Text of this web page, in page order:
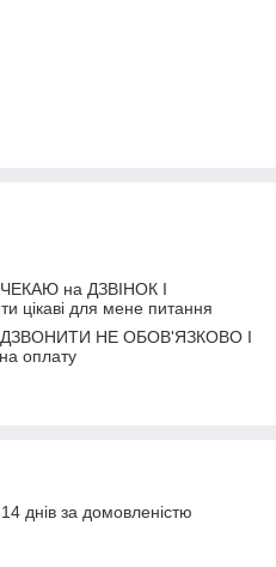
на ДЗВІНОК I
цікаві для мене питання
ДЗВОНИТИ НЕ ОБОВ'ЯЗКОВО I
оплату
днів за домовленістю